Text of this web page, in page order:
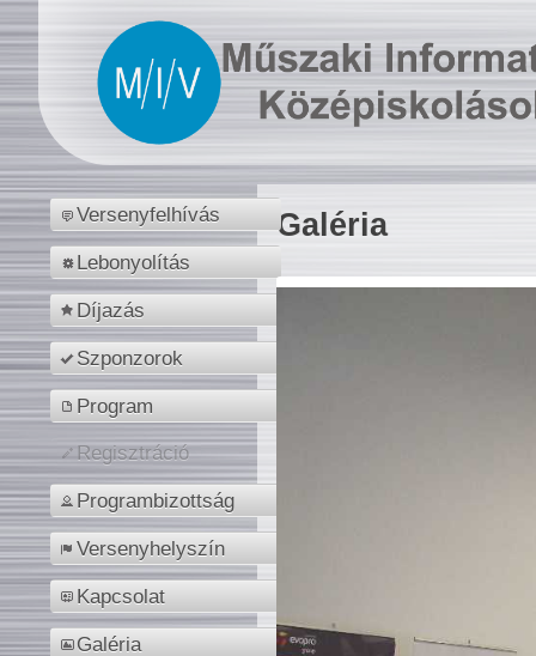
Versenyfelhívás
Lebonyolítás
Díjazás
Szponzorok
Program
Regisztráció
Programbizottság
Versenyhelyszín
Kapcsolat
Galéria
Galéria